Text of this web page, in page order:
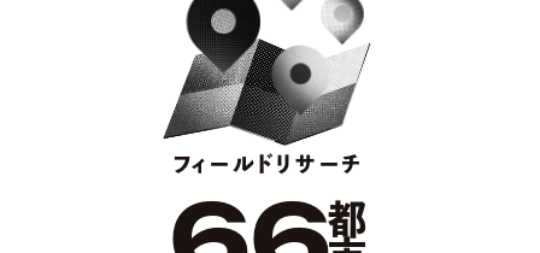
フィールドリサーチ
都市